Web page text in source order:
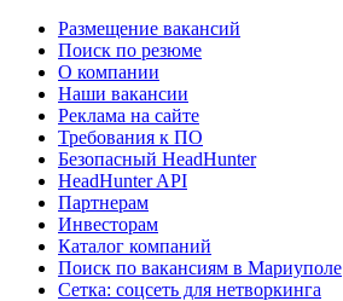
Размещение вакансий
Поиск по резюме
О компании
Наши вакансии
Реклама на сайте
Требования к ПО
Безопасный HeadHunter
HeadHunter API
Партнерам
Инвесторам
Каталог компаний
Поиск по вакансиям в Мариуполе
Сетка: соцсеть для нетворкинга